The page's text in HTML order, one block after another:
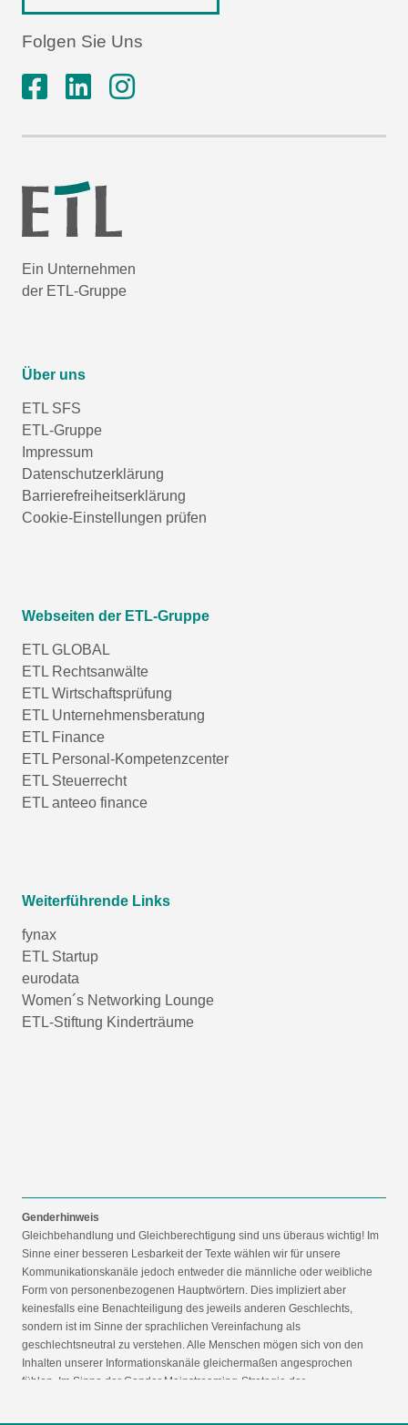
Folgen Sie Uns
Ein Unternehmen
der ETL-Gruppe
Über uns
ETL SFS
ETL-Gruppe
Impressum
Datenschutzerklärung
Barrierefreiheitserklärung
Cookie-Einstellungen prüfen
Webseiten der ETL-Gruppe
ETL GLOBAL
ETL Rechtsanwälte
ETL Wirtschaftsprüfung
ETL Unternehmensberatung
ETL Finance
ETL Personal-Kompetenzcenter
ETL Steuerrecht
ETL anteeo finance
Weiterführende Links
fynax
ETL Startup
eurodata
Women´s Networking Lounge
ETL-Stiftung Kinderträume
Genderhinweis
Gleichbehandlung und Gleichberechtigung sind uns überaus wichtig! Im
Sinne einer besseren Lesbarkeit der Texte wählen wir für unsere
Kommunikationskanäle jedoch entweder die männliche oder weibliche
Form von personenbezogenen Hauptwörtern. Dies impliziert aber
keinesfalls eine Benachteiligung des jeweils anderen Geschlechts,
sondern ist im Sinne der sprachlichen Vereinfachung als
geschlechtsneutral zu verstehen. Alle Menschen mögen sich von den
Inhalten unserer Informationskanäle gleichermaßen angesprochen
fühlen. Im Sinne der Gender Mainstreaming-Strategie der